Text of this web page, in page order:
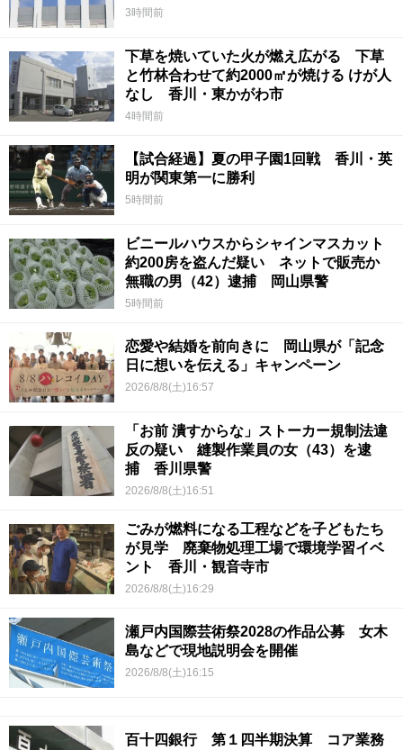
3時間前
下草を焼いていた火が燃え広がる 下草
と竹林合わせて約2000㎡が焼ける けが人
なし 香川・東かがわ市
4時間前
【試合経過】夏の甲子園1回戦 香川・英
明が関東第一に勝利
5時間前
ビニールハウスからシャインマスカット
約200房を盗んだ疑い ネットで販売か
無職の男（42）逮捕 岡山県警
5時間前
恋愛や結婚を前向きに 岡山県が「記念
日に想いを伝える」キャンペーン
2026/8/8(土)16:57
「お前 潰すからな」ストーカー規制法違
反の疑い 縫製作業員の女（43）を逮
捕 香川県警
2026/8/8(土)16:51
ごみが燃料になる工程などを子どもたち
が見学 廃棄物処理工場で環境学習イベ
ント 香川・観音寺市
2026/8/8(土)16:29
瀬戸内国際芸術祭2028の作品公募 女木
島などで現地説明会を開催
2026/8/8(土)16:15
百十四銀行 第１四半期決算 コア業務